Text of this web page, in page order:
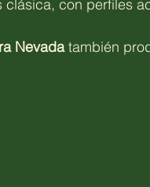
clásica, con perfiles
Nevada también